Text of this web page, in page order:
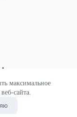
максимальное
сайта.